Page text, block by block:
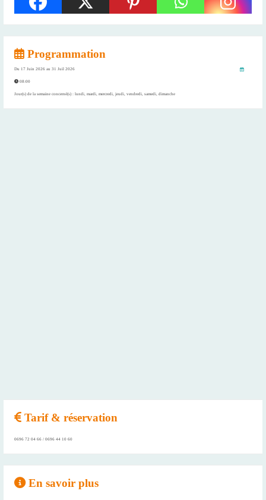
Programmation
Du 17 Juin 2026 au 31 Juil 2026
08:00
Jour(s) de la semaine concerné(s) : lundi, mardi, mercredi, jeudi, vendredi, samedi, dimanche
Tarif & réservation
0696 72 04 66 / 0696 44 10 60
En savoir plus